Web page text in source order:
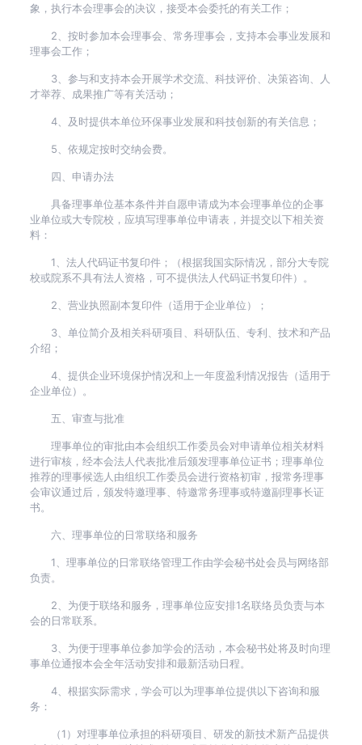
象，执行本会理事会的决议，接受本会委托的有关工作；
2、按时参加本会理事会、常务理事会，支持本会事业发展和
理事会工作；
3、参与和支持本会开展学术交流、科技评价、决策咨询、人
才举荐、成果推广等有关活动；
4、及时提供本单位环保事业发展和科技创新的有关信息；
5、依规定按时交纳会费。
四、申请办法
具备理事单位基本条件并自愿申请成为本会理事单位的企事
业单位或大专院校，应填写理事单位申请表，并提交以下相关资
料：
1、法人代码证书复印件；（根据我国实际情况，部分大专院
校或院系不具有法人资格，可不提供法人代码证书复印件）。
2、营业执照副本复印件（适用于企业单位）；
3、单位简介及相关科研项目、科研队伍、专利、技术和产品
介绍；
4、提供企业环境保护情况和上一年度盈利情况报告（适用于
企业单位）。
五、审查与批准
理事单位的审批由本会组织工作委员会对申请单位相关材料
进行审核，经本会法人代表批准后颁发理事单位证书；理事单位
推荐的理事候选人由组织工作委员会进行资格初审，报常务理事
会审议通过后，颁发特邀理事、特邀常务理事或特邀副理事长证
书。
六、理事单位的日常联络和服务
1、理事单位的日常联络管理工作由学会秘书处会员与网络部
负责。
2、为便于联络和服务，理事单位应安排1名联络员负责与本
会的日常联系。
3、为便于理事单位参加学会的活动，本会秘书处将及时向理
事单位通报本会全年活动安排和最新活动日程。
4、根据实际需求，学会可以为理事单位提供以下咨询和服
务：
（1）对理事单位承担的科研项目、研发的新技术新产品提供